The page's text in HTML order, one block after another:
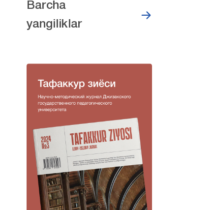
Barcha
yangiliklar